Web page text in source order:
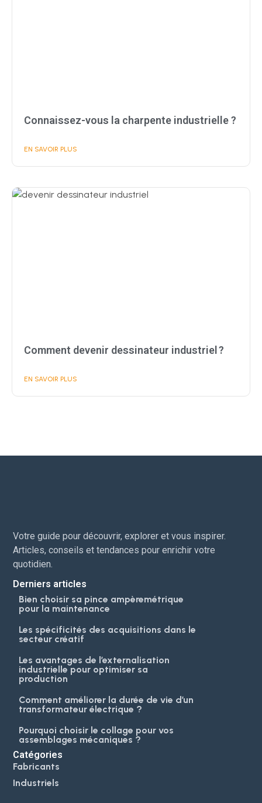
Connaissez-vous la charpente industrielle ?
EN SAVOIR PLUS
Comment devenir dessinateur industriel ?
EN SAVOIR PLUS
Votre guide pour découvrir, explorer et vous inspirer.
Articles, conseils et tendances pour enrichir votre
quotidien.
Derniers articles
Bien choisir sa pince ampèremétrique
pour la maintenance
Les spécificités des acquisitions dans le
secteur créatif
Les avantages de l’externalisation
industrielle pour optimiser sa
production
Comment améliorer la durée de vie d’un
transformateur électrique ?
Pourquoi choisir le collage pour vos
assemblages mécaniques ?
Catégories
Fabricants
Industriels